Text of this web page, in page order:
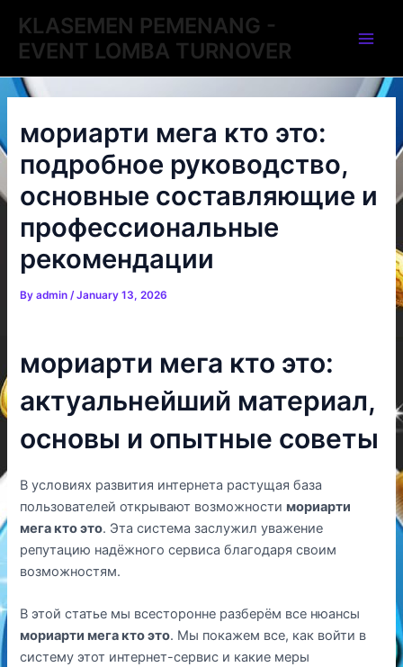
content
KLASEMEN PEMENANG -
EVENT LOMBA TURNOVER
мориарти мега кто это:
подробное руководство,
основные составляющие и
профессиональные
рекомендации
Byadmin/January 13, 2026
мориарти мега кто это:
актуальнейший материал,
основы и опытные советы
В условиях развития интернета растущая база
пользователей открывают возможности мориарти
мега кто это. Эта система заслужил уважение
репутацию надёжного сервиса благодаря своим
возможностям.
В этой статье мы всесторонне разберём все нюансы
мориарти мега кто это. Мы покажем все, как войти в
систему этот интернет-сервис и какие меры
navigation